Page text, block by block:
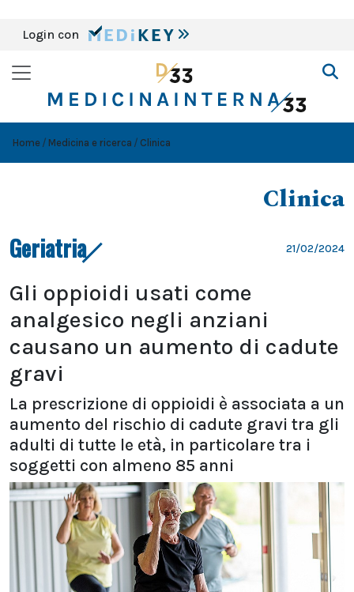
Login con
Home Medicina e ricerca Clinica
Clinica
Geriatria 21/02/2024
Gli oppioidi usati come
analgesico negli anziani
causano un aumento di cadute
gravi
La prescrizione di oppioidi è associata a un
aumento del rischio di cadute gravi tra gli
adulti di tutte le età, in particolare tra i
soggetti con almeno 85 anni